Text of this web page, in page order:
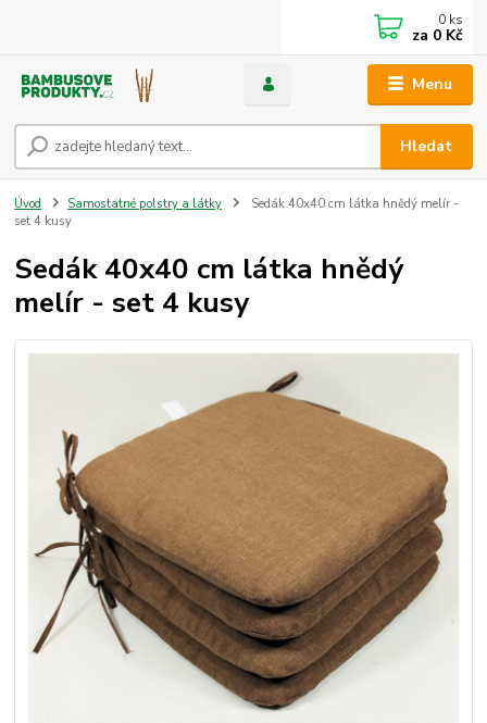
Menu
Hledat
0 ks
za 0 Kč
Úvod Samostatné polstry a látky
Sedák 40x40 cm látka hnědý melír -
set 4 kusy
Sedák 40x40 cm látka hnědý
melír - set 4 kusy